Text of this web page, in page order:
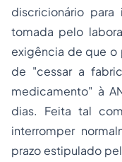
discricionário para
tomada pelo
exigência de que o
de "cessar a
medicamento" à
dias. Feita tal
interromper
prazo estipulado